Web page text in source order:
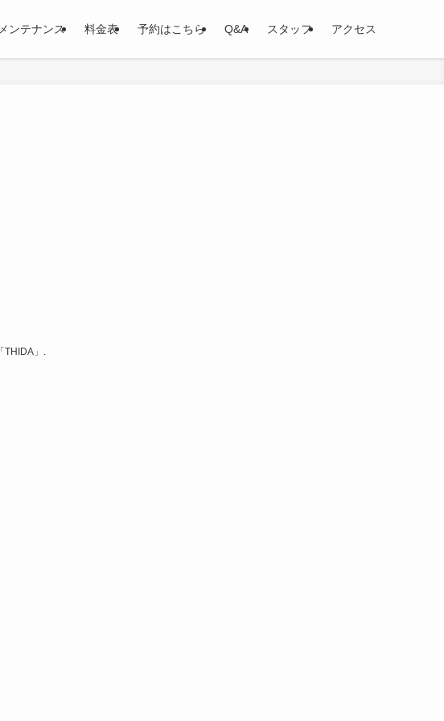
ンテナンス 料金表 予約はこちら Q&A スタッフ アクセス
THIDA」.